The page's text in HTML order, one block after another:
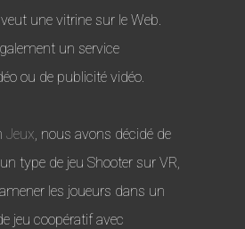
une vitrine sur le Web.
un service
ou de publicité vidéo.
Jeux , nous avons décidé de
type de jeu Shooter sur VR,
les joueurs dans un
jeu coopératif avec